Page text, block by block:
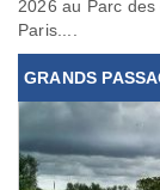
2026 au Parc
Paris....
GRANDS